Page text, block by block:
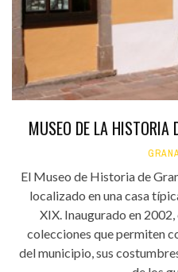
MUSEO DE LA HISTORIA
El Museo de Historia de
localizado en una casa
XIX. Inaugurado en
colecciones que permiten
del municipio, sus